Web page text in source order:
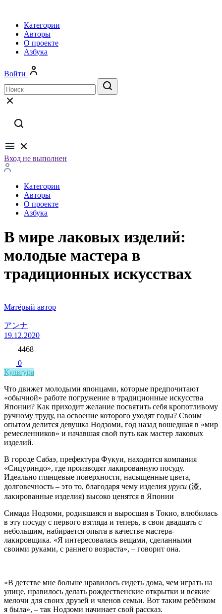
Категории
Авторы
О проекте
Азбука
Войти
Вход не выполнен
Категории
Авторы
О проекте
Азбука
В мире лаковых изделий:
молодые мастера в
традиционных искусствах
Матёрый автор
アンナ
19.12.2020
4468
0
Культура
Что движет молодыми японцами, которые предпочитают
«обычной» работе погружение в традиционные искусства
Японии? Как приходит желание посвятить себя кропотливому
ручному труду, на освоение которого уходят годы? Своим
опытом делится девушка Нодзоми, год назад вошедшая в «мир
ремесленников» и начавшая свой путь как мастер лаковых
изделий.
В городе Сабаэ, префектура Фукуи, находится компания
«Сицуриндо», где производят лакированную посуду.
Идеально глянцевые поверхности, насыщенные цвета,
долговечность – это то, благодаря чему изделия уруси (漆,
лакированные изделия) высоко ценятся в Японии
Симада Нодзоми, родившаяся и выросшая в Токио, влюбилась
в эту посуду с первого взгляда и теперь, в свои двадцать с
небольшим, набирается опыта в качестве мастера-
лакировщика. «Я интересовалась вещами, сделанными
своими руками, с раннего возраста», – говорит она.
«В детстве мне больше нравилось сидеть дома, чем играть на
улице, нравилось делать рождественские открытки и всякие
мелочи для своих друзей и членов семьи. Вот таким ребёнком
я была», – так Нодзоми начинает свой рассказ.